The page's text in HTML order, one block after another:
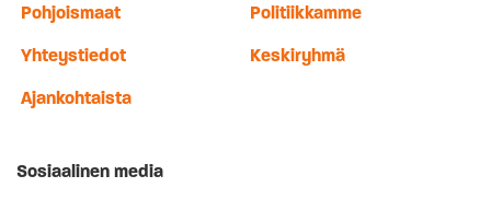
Pohjoismaat Politiikkamme
Yhteystiedot Keskiryhmä
Ajankohtaista
Sosiaalinen media